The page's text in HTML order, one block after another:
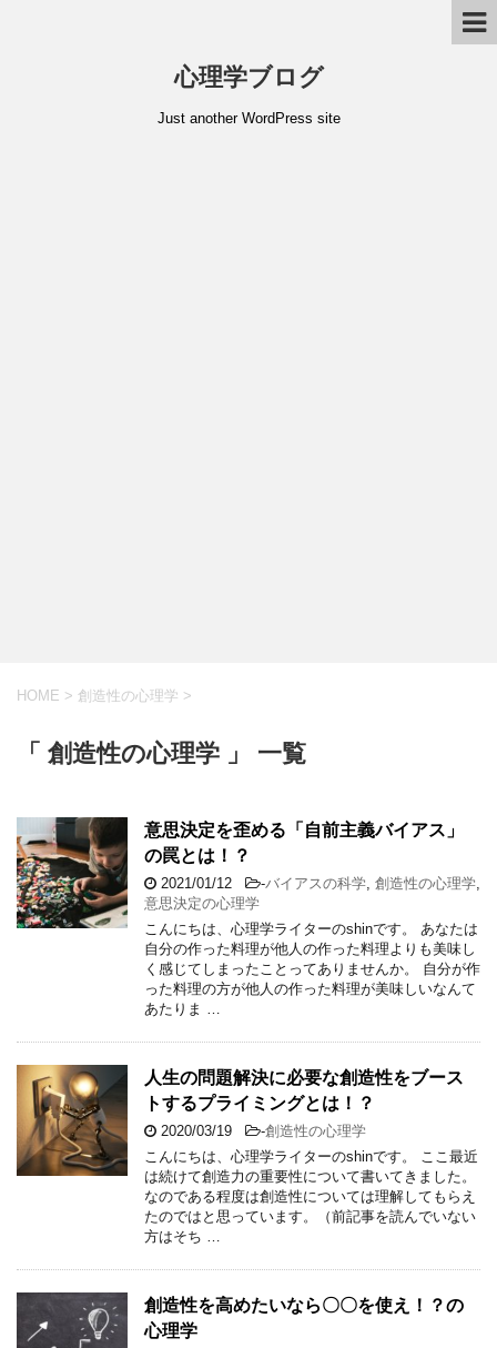
心理学ブログ
Just another WordPress site
HOME > 創造性の心理学 >
「 創造性の心理学 」 一覧
意思決定を歪める「自前主義バイアス」
の罠とは！？
2021/01/12 -バイアスの科学 創造性の心理学
意思決定の心理学
こんにちは、心理学ライターのshinです。 あなたは
自分の作った料理が他人の作った料理よりも美味し
く感じてしまったことってありませんか。 自分が作
った料理の方が他人の作った料理が美味しいなんて
あたりま …
人生の問題解決に必要な創造性をブース
トするプライミングとは！？
2020/03/19 -創造性の心理学
こんにちは、心理学ライターのshinです。 ここ最近
は続けて創造力の重要性について書いてきました。
なのである程度は創造性については理解してもらえ
たのではと思っています。（前記事を読んでいない
方はそち …
創造性を高めたいなら〇〇を使え！？の
心理学